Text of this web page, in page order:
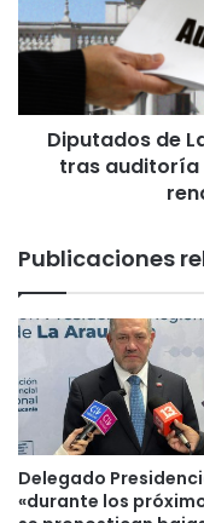
s
o
s
d
i
g
e
n
r
a
s
r
a
u
c
n
í
a
e
Diputados de
tras auditoría
Publicaciones
Delegado
«durante los